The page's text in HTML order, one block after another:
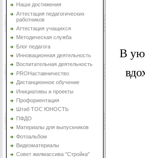
Наши достижения
Аттестация педагогических
работников
Аттестация учащихся
Методическая служба
Блог педагога
Инновационная деятельность
Воспитательная деятельность
PROНаставничество
Дистанционное обучение
Инициативы и проекты
Профориентация
Штаб ТОС ЮНОСТЬ
ПФДО
Материалы для выпускников
Фотоальбом
Видеоматериалы
Совет жилмассива "Стройка"
В